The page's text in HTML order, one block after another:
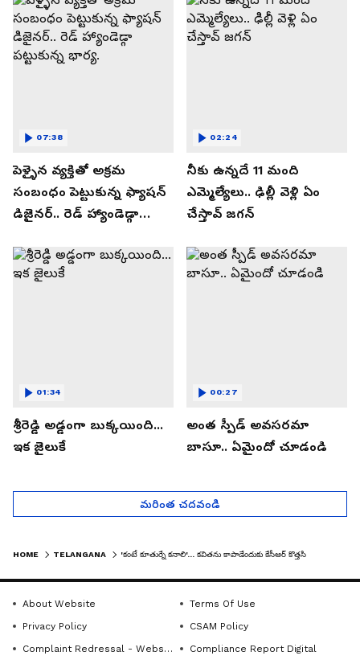
పెళ్ళైన వ్యక్తితో అక్రమ
సంబంధం పెట్టుకున్న ఫ్యాషన్
డిజైనర్.. రెడ్ హ్యాండెడ్గా
07:38
నీకు ఉన్నదే 11 మంది
ఎమ్మెల్యేలు.. ఢిల్లీ వెళ్లి ఏం
చేస్తావ్ జగన్
02:24
శ్రీరెడ్డి అడ్డంగా బుక్కయింది...
ఇక జైలుకే
01:34
అంత స్పీడ్ అవసరమా
బాసూ.. ఏమైందో చూడండి
00:27
మరింత చదవండి
HOME TELANGANA
About Website
Terms Of Use
Privacy Policy
CSAM Policy
Complaint Redressal - Website
Compliance Report Digital